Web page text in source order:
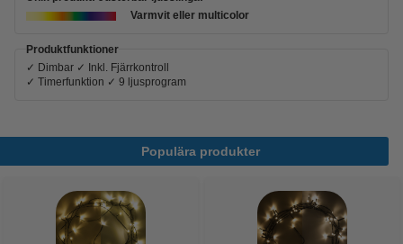
Varmvit eller multicolor
Produktfunktioner
✓ Dimbar ✓ Inkl. Fjärrkontroll
✓ Timerfunktion ✓ 9 ljusprogram
Populära produkter